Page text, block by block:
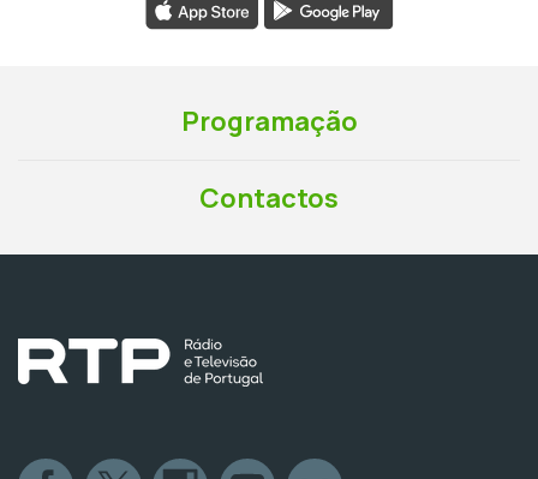
Programação
Contactos